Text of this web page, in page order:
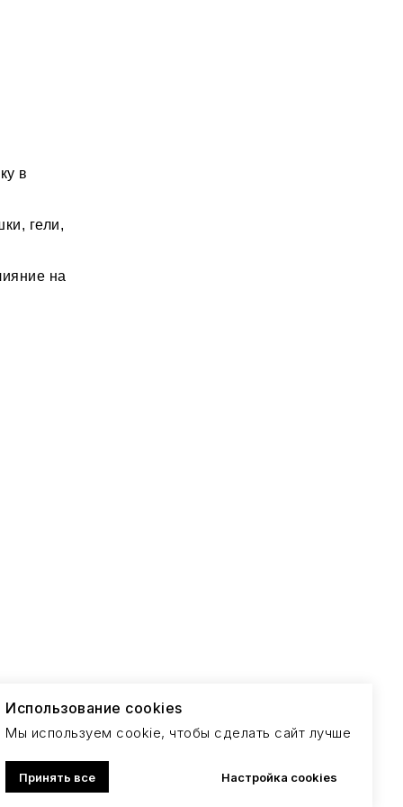
в
гели,
на
Использование cookies
Мы используем cookie, чтобы сделать сайт лучше
Принять все Настройка cookies